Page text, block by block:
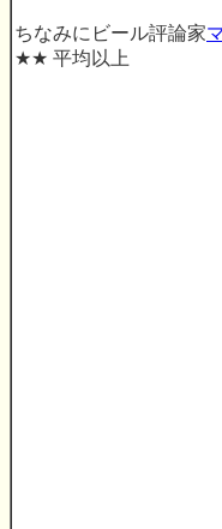
ちなみにビール評論家
★★ 平均以上